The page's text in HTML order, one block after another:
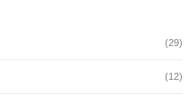
(29)
(12)